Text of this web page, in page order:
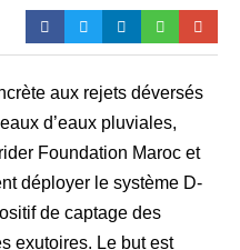
aux rejets déversés
d’eaux pluviales,
Foundation Maroc et
déployer le système D-
de captage des
exutoires. Le but est